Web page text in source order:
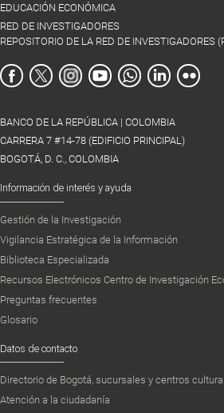
EDUCACIÓN ECONÓMICA
RED DE INVESTIGADORES
REPOSITORIO DE LA RED DE INVESTIGADORES
BANCO DE LA REPÚBLICA | COLOMBIA
CARRERA 7 #14-78 (EDIFICIO PRINCIPAL)
BOGOTÁ, D. C., COLOMBIA
Información de interés y ayuda
Gestión de la Investigación
Vigilancia Estratégica de la Información
Biblioteca Especializada
Recursos Electrónicos Centro de Investigación
Preguntas frecuentes
Glosario
Datos de contacto
Directorio de Bogotá, sucursales y centros
Atención a la ciudadanía